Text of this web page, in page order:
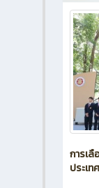
การเ
ประเท